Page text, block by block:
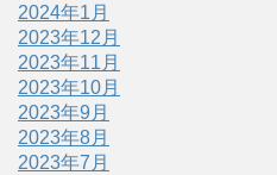
2024年1月
2023年12月
2023年11月
2023年10月
2023年9月
2023年8月
2023年7月